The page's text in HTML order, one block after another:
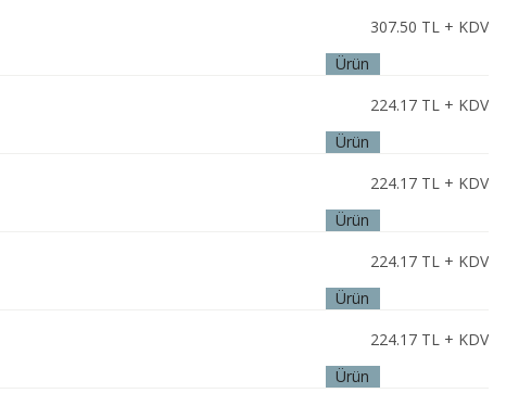
307.50 TL + KDV
Ürün
224.17TL + KDV
Ürün
224.17TL + KDV
Ürün
224.17TL + KDV
Ürün
224.17TL + KDV
Ürün